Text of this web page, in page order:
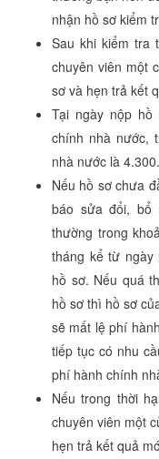
nhận hồ sơ kiểm
Sau khi kiểm tra
chuyên viên một
sơ và hẹn trả kết
Tại ngày nộp
chính nhà nước,
nhà nước là
Nếu hồ sơ chưa
báo sửa đổi, bổ
thường trong
tháng kể từ ngày
hồ sơ. Nếu quá
hồ sơ thì hồ sơ
sẽ mất lệ phí
tiếp tục có nhu
phí hành chính
Nếu trong thời
chuyên viên một
hẹn trả kết quả